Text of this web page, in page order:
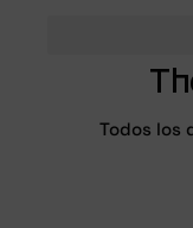
Todos los